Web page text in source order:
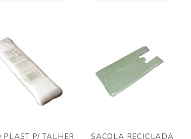
PLAST P/ TALHER SACOLA RECICLADA